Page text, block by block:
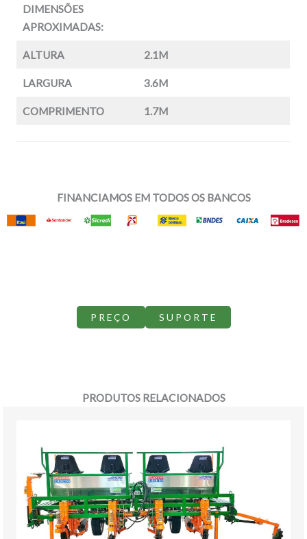
DIMENSÕES
APROXIMADAS:
ALTURA 2.1M
LARGURA 3.6M
COMPRIMENTO 1.7M
FINANCIAMOS EM TODOS OS BANCOS
PREÇO SUPORTE
PRODUTOS RELACIONADOS